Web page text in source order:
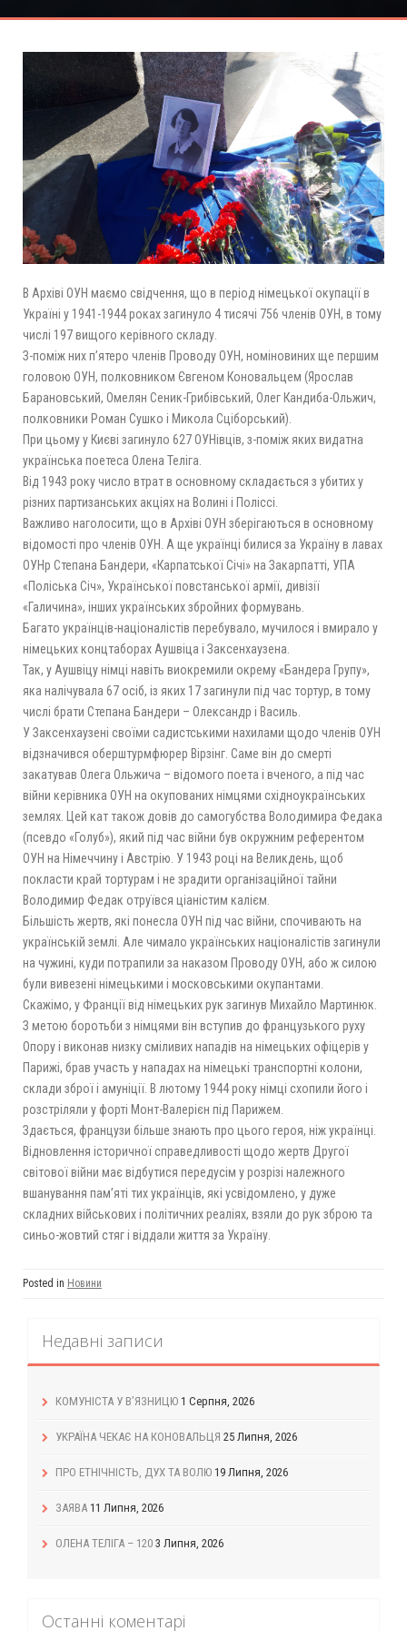
В Архіві ОУН маємо свідчення, що в період німецької окупації в
Україні у 1941-1944 роках загинуло 4 тисячі 756 членів ОУН, в тому
числі 197 вищого керівного складу.
З-поміж них п’ятеро членів Проводу ОУН, номіновиних ще першим
головою ОУН, полковником Євгеном Коновальцем (Ярослав
Барановський, Омелян Сеник-Грибівський, Олег Кандиба-Ольжич,
полковники Роман Сушко і Микола Сціборський).
При цьому у Києві загинуло 627 ОУНівців, з-поміж яких видатна
українська поетеса Олена Теліга.
Від 1943 року число втрат в основному складається з убитих у
різних партизанських акціях на Волині і Поліссі.
Важливо наголосити, що в Архіві ОУН зберігаються в основному
відомості про членів ОУН. А ще українці билися за Україну в лавах
ОУНр Степана Бандери, «Карпатської Січі» на Закарпатті, УПА
«Поліська Січ», Української повстанської армії, дивізії
«Галичина», інших українських збройних формувань.
Багато українців-націоналістів перебувало, мучилося і вмирало у
німецьких концтаборах Аушвіца і Заксенхаузена.
Так, у Аушвіцу німці навіть виокремили окрему «Бандера Групу»,
яка налічувала 67 осіб, із яких 17 загинули під час тортур, в тому
числі брати Степана Бандери – Олександр і Василь.
У Заксенхаузені своїми садистськими нахилами щодо членів ОУН
відзначився оберштурмфюрер Вірзінг. Саме він до смерті
закатував Олега Ольжича – відомого поета і вченого, а під час
війни керівника ОУН на окупованих німцями східноукраїнських
землях. Цей кат також довів до самогубства Володимира Федака
(псевдо «Голуб»), який під час війни був окружним референтом
ОУН на Німеччину і Австрію. У 1943 році на Великдень, щоб
покласти край тортурам і не зрадити організаційної тайни
Володимир Федак отруївся ціаністим калієм.
Більшість жертв, які понесла ОУН під час війни, спочивають на
українській землі. Але чимало українських націоналістів загинули
на чужині, куди потрапили за наказом Проводу ОУН, або ж силою
були вивезені німецькими і московськими окупантами.
Скажімо, у Франції від німецьких рук загинув Михайло Мартинюк.
З метою боротьби з німцями він вступив до французького руху
Опору і виконав низку сміливих нападів на німецьких офіцерів у
Парижі, брав участь у нападах на німецькі транспортні колони,
склади зброї і амуніції. В лютому 1944 року німці схопили його і
розстріляли у форті Монт-Валерієн під Парижем.
Здається, французи більше знають про цього героя, ніж українці.
Відновлення історичної справедливості щодо жертв Другої
світової війни має відбутися передусім у розрізі належного
вшанування пам’яті тих українців, які усвідомлено, у дуже
складних військових і політичних реаліях, взяли до рук зброю та
синьо-жовтий стяг і віддали життя за Україну.
Posted in Новини
Недавні записи
КОМУНІСТА У В’ЯЗНИЦЮ 1 Серпня, 2026
УКРАЇНА ЧЕКАЄ НА КОНОВАЛЬЦЯ 25 Липня, 2026
ПРО ЕТНІЧНІСТЬ, ДУХ ТА ВОЛЮ 19 Липня, 2026
ЗАЯВА 11 Липня, 2026
ОЛЕНА ТЕЛІГА – 120 3 Липня, 2026
Останні коментарі